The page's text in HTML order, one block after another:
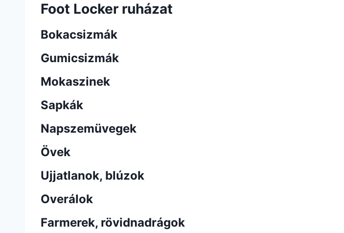
Foot Locker ruházat
Bokacsizmák
Gumicsizmák
Mokaszinek
Sapkák
Napszemüvegek
Övek
Ujjatlanok, blúzok
Overálok
Farmerek, rövidnadrágok